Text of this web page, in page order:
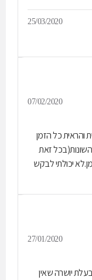
מה להתלבט בכלל, אם אתם
- רק רינה. רק!
25/03/2020
07/02/2020
והראית כל הזמן
זאת
יכולתי לבקש
27/01/2020
יושרה שאין